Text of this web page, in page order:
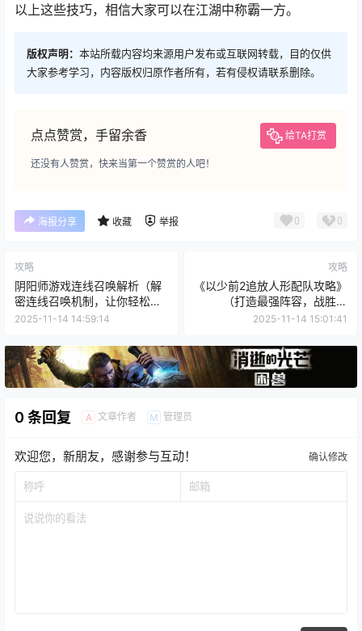
以上这些技巧，相信大家可以在江湖中称霸一方。
版权声明： 本站所载内容均来源用户发布或互联网转载，目的仅供
大家参考学习，内容版权归原作者所有，若有侵权请联系删除。
点点赞赏，手留余香 给TA打赏
还没有人赞赏，快来当第一个赞赏的人吧！
海报分享 收藏 举报 0 0
攻略
阴阳师游戏连线召唤解析（解
密连线召唤机制，让你轻松获
得稀有式神）
2025-11-14 14:59:14
攻略
《以少前2追放人形配队攻略》
（打造最强阵容，战胜强
敌！）
2025-11-14 15:01:41
0 条回复 A 文章作者 M 管理员
欢迎您，新朋友，感谢参与互动！ 确认修改